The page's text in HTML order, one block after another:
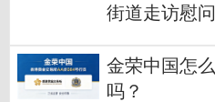
街道走访慰
金荣中国怎
吗？